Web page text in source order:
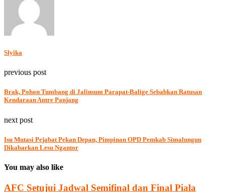
Slyika
previous post
Brak, Pohon Tumbang di Jalinsum Parapat-Balige Sebabkan Ratusan
Kendaraan Antre Panjang
next post
Isu Mutasi Pejabat Pekan Depan, Pimpinan OPD Pemkab Simalungun
Dikabarkan Lesu Ngantor
You may also like
AFC Setujui Jadwal Semifinal dan Final Piala